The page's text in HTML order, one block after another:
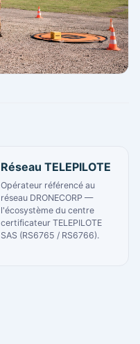
Réseau TELEPILOTE
Opérateur référencé au
réseau DRONECORP —
l'écosystème du centre
certificateur TELEPILOTE
SAS (RS6765 / RS6766).